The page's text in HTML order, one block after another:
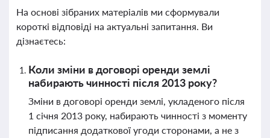
На основі зібраних матеріалів ми сформували
короткі відповіді на актуальні запитання. Ви
дізнаєтесь:
Коли зміни в договорі оренди землі
набирають чинності після 2013 року?
Зміни в договорі оренди землі, укладеного після
1 січня 2013 року, набирають чинності з моменту
підписання додаткової угоди сторонами, а не з